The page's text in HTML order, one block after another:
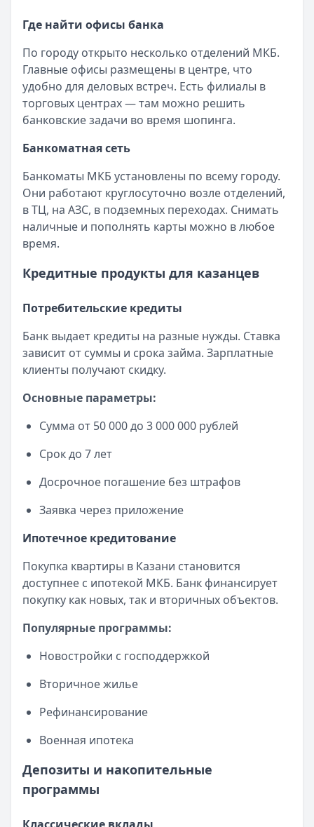
Рейтинг:4.9
Обслуживание:Бесплатно
Рейтинг:4.7
Банк ПСБ— Orange Premium Club
Обслуживание:Бесплатно
Рейтинг:4.7
Т-Банк— Джуниор
Рейтинг:4.6
Альфа-Банк— Альфа-Мобайл
Кэшбэк:до 60%
Обслуживание: Бесплатно
Рейтинг:4.9
Обслуживание:Бесплатно
Банк ПСБ— Пенсионная
Обслуживание:
Рейтинг: 4.7
Все дебетовые карты
Категория:Кредиты
Читать статью
Оформить кредит для иностранных граждан в 2025 году
Кратко:Получите кредит на сумму до 5 000 000 рублей
Опубликовано:17 ноября 2025 г.
Категория:Кредиты
Все статьи
Где найти офисы банка
По городу открыто несколько отделений МКБ.
Главные офисы размещены в центре, что
удобно для деловых встреч. Есть филиалы в
торговых центрах — там можно решить
банковские задачи во время шопинга.
Банкоматная сеть
Банкоматы МКБ установлены по всему городу.
Они работают круглосуточно возле отделений,
в ТЦ, на АЗС, в подземных переходах. Снимать
наличные и пополнять карты можно в любое
время.
Кредитные продукты для казанцев
Потребительские кредиты
Банк выдает кредиты на разные нужды. Ставка
зависит от суммы и срока займа. Зарплатные
клиенты получают скидку.
Основные параметры:
Сумма от 50 000 до 3 000 000 рублей
Срок до 7 лет
Досрочное погашение без штрафов
Заявка через приложение
Ипотечное кредитование
Покупка квартиры в Казани становится
доступнее с ипотекой МКБ. Банк финансирует
покупку как новых, так и вторичных объектов.
Популярные программы:
Новостройки с господдержкой
Вторичное жилье
Рефинансирование
Военная ипотека
Депозиты и накопительные
программы